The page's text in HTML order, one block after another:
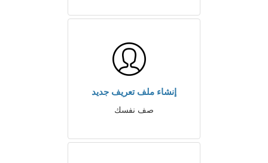
إنشاء ملف تعريف جديد
صف نفسك